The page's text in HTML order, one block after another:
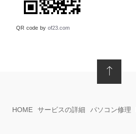
QR code by of23.com
HOME サービスの詳細 パソコン修理